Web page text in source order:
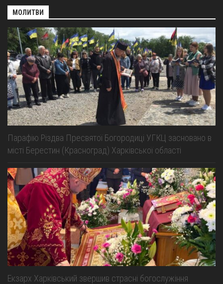
МОЛИТВИ
Парафію Різдва Пресвятої Богородиці УГКЦ засновано в
місті Берестин (Красноград) Харківської області
Екзарх Харківський звершив страсні богослужіння